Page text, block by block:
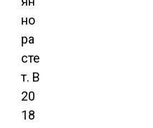
но
ра
сте
т. В
20
18